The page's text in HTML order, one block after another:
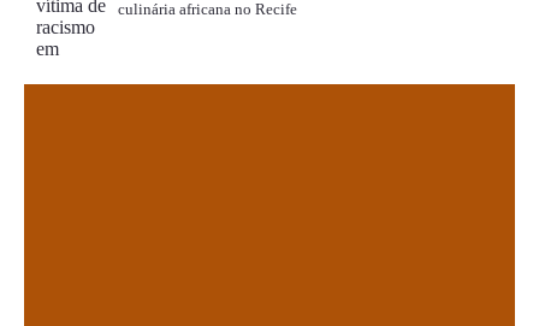
culinária africana no Recife